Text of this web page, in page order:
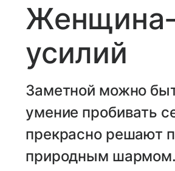
Женщина-
усилий
Заметной можно
умение пробивать
прекрасно решают
природным